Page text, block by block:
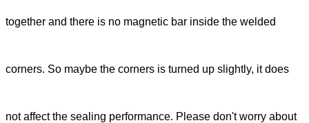
together and there is no magnetic bar inside the welded
corners. So maybe the corners is turned up slightly, it does
not affect the sealing performance. Please don't worry about